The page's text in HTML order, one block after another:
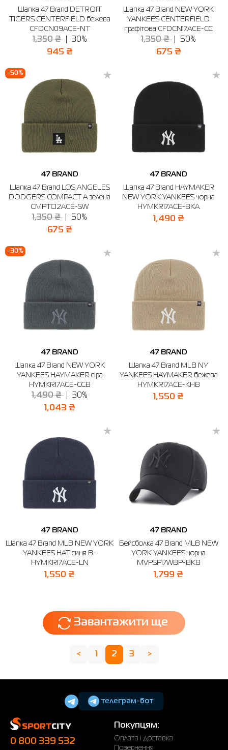
Шапка 47 Brand DETROIT
TIGERS CENTERFIELD бежева
CFDCN09ACE-NT
1,350 ₴ 30%
945 ₴
Шапка 47 Brand NEW YORK
YANKEES CENTERFIELD
графітова CFDCN17ACE-CC
1,350 ₴ 50%
675 ₴
-50%
47 BRAND
Шапка 47 Brand LOS ANGELES
DODGERS COMPACT A зелена
CMPTC12ACE-SW
1,350 ₴ 50%
675 ₴
47 BRAND
Шапка 47 Brand HAYMAKER
NEW YORK YANKEES чорна
HYMKR17ACE-BKA
1,490 ₴
-30%
47 BRAND
Шапка 47 Brand NEW YORK
YANKEES HAYMAKER сіра
HYMKR17ACE-CCB
1,490 ₴ 30%
1,043 ₴
47 BRAND
Шапка 47 Brand MLB NY
YANKEES HAYMAKER бежева
HYMKR17ACE-KHB
1,550 ₴
47 BRAND
Шапка 47 Brand MLB NEW YORK
YANKEES HAT синя B-
HYMKR17ACE-LN
1,550 ₴
47 BRAND
Бейсболка 47 Brand MLB NEW
YORK YANKEES чорна
MVPSP17WBP-BKB
1,799 ₴
Завантажити ще
< 2 3 >
телеграм-бот
0 800 339 532
Покупцям:
Оплата і доставка
Повернення